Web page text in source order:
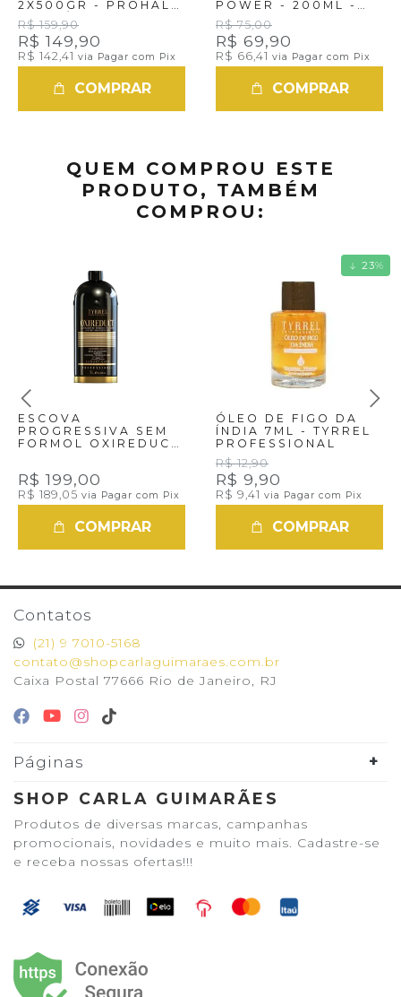
2X500GR - PROHALL
COSMÉTIC
R$ 159,90
R$ 149,90
R$ 142,41 via Pagar com Pix
COMPRAR
POWER - 200ML -
BLUEKEN
R$ 75,00
R$ 69,90
R$ 66,41 via Pagar com Pix
COMPRAR
QUEM COMPROU ESTE
PRODUTO, TAMBÉM
COMPROU:
ESCOVA
PROGRESSIVA SEM
FORMOL OXIREDUCT
R$ 199,00
R$ 189,05 via Pagar com Pix
COMPRAR
23%
ÓLEO DE FIGO DA
ÍNDIA 7ML - TYRREL
PROFESSIONAL
R$ 12,90
R$ 9,90
R$ 9,41 via Pagar com Pix
COMPRAR
Contatos
(21) 9 7010-5168
contato@shopcarlaguimaraes.com.br
Caixa Postal 77666 Rio de Janeiro, RJ
Páginas
SHOP CARLA GUIMARÃES
Produtos de diversas marcas, campanhas
promocionais, novidades e muito mais. Cadastre-se
e receba nossas ofertas!!!